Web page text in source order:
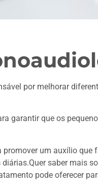
por melhorar
garantir que os
um auxílio
saber mais
pode oferecer